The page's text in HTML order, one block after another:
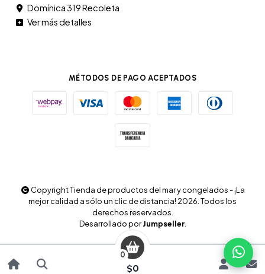
0
$0
Domínica 319 Recoleta
Ver más detalles
MÉTODOS DE PAGO ACEPTADOS
Copyright Tienda de productos del mar y congelados - ¡La
mejor calidad a sólo un clic de distancia! 2026. Todos los
derechos reservados.
Desarrollado porJumpseller.